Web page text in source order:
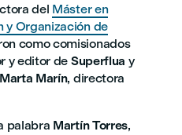
del Máster en
y Organización de
como comisionados
y editor de Superflua y
Marta Marín, directora
palabra Martín Torres,